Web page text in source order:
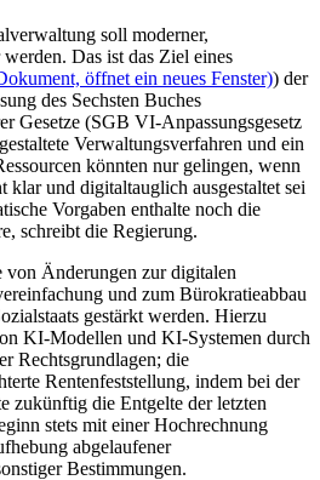
soll moderner,
Das ist das Ziel eines
öffnet ein neues Fenster)) der
des Sechsten Buches
Gesetze (SGB VI-Anpassungsgesetz
Verwaltungsverfahren und ein
könnten nur gelingen, wenn
klar und digitaltauglich ausgestaltet sei
Vorgaben enthalte noch die
schreibt die Regierung.
von Änderungen zur digitalen
und zum Bürokratieabbau
gestärkt werden. Hierzu
KI-Modellen und KI-Systemen durch
Rechtsgrundlagen; die
Rentenfeststellung, indem bei der
zukünftig die Entgelte der letzten
stets mit einer Hochrechnung
abgelaufener
Bestimmungen.